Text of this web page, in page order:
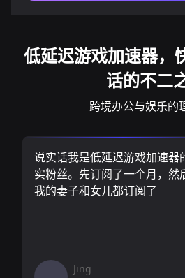
低延迟游戏加速器，
话的不二
跨境办公与娱乐的
说实话我是低延迟游戏加速器
实粉丝。先订阅了一个月，然
我的妻子和女儿都订阅了
Jing